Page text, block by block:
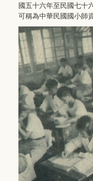
國五十六年至民國七十
可稱為中華民國國小師